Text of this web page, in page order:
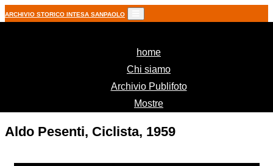
ARCHIVIO STORICO INTESA SANPAOLO
home(current)
Chi siamo
Archivio Publifoto
Mostre
Aldo Pesenti, Ciclista, 1959